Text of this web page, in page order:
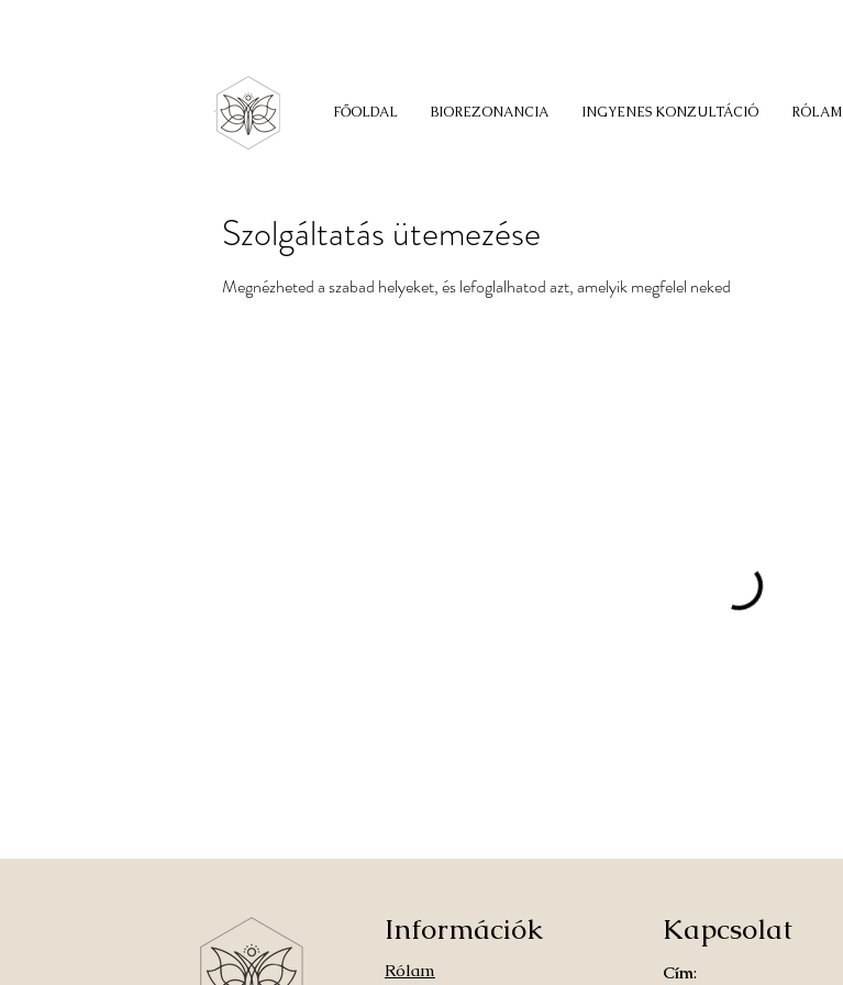
FŐOLDAL BIOREZONANCIA INGYENES KONZULTÁCIÓ RÓLAM
Szolgáltatás ütemezése
Megnézheted a szabad helyeket, és lefoglalhatod azt, amelyik megfelel neked
Információk
Rólam
Kapcsolat
Cím: